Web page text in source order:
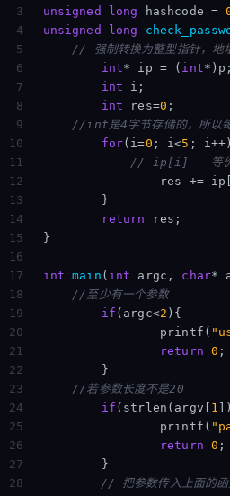
3
4
5
6
7
8
9
10
11
12
13
14
15
16
17
18
19
20
21
22
23
24
25
26
27
28
unsigned
long hashcode =
unsigned
long
// 强制转换为整型指针，地
int* ip = ( int* ) p ;
int
i ;
int
res=0 ;
//int是4字节存储的，所以
for( i=0 ; i<5 ; i++
// ip[i]   等价
res
+= ip [
}
return
res ;
}
int main ( int argc , char*
//至少有一个参数
if ( argc<2 ){
printf (
return 0 ;
}
//若参数长度不是20
if ( strlen ( argv [ 1 ])
printf (
return 0 ;
}
// 把参数传入上面的